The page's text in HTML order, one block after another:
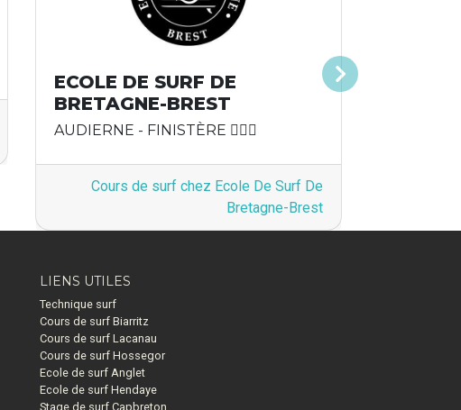
ECOLE DE SURF DE
BRETAGNE-BREST
AUDIERNE - FINISTÈRE 🏄🏽‍♂️
Cours de surf chez Ecole De Surf De
Bretagne-Brest
Suivant
LIENS UTILES
Technique surf
Cours de surf Biarritz
Cours de surf Lacanau
Cours de surf Hossegor
Ecole de surf Anglet
Ecole de surf Hendaye
Stage de surf Capbreton